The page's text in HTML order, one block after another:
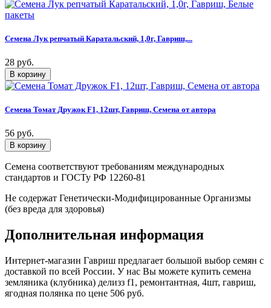
Семена Лук репчатый Каратальский, 1,0г, Гавриш,...
28 руб.
Семена Томат Дружок F1, 12шт, Гавриш, Семена от автора
56 руб.
Семена соответствуют требованиям международных
стандартов и ГОСТу РФ 12260-81
Не содержат Генетически-Модифицированные Организмы
(без вреда для здоровья)
Дополнительная информация
Интернет-магазин Гавриш предлагает большой выбор семян с
доставкой по всей России. У нас Вы можете купить семена
земляника (клубника) делизз f1, ремонтантная, 4шт, гавриш,
ягодная полянка по цене 506 руб.